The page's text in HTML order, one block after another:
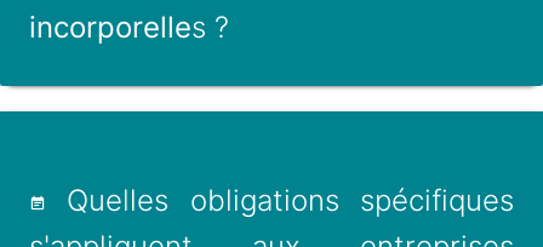
incorporelles ?
Quelles obligations spécifiques